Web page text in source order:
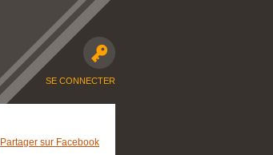
SE CONNECTER
Partager sur Facebook